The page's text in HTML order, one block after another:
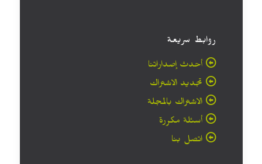
روابط سريعة
أحدث إصداراتنا
تجديد الاشتراك
الاشتراك بالمجلة
أسئلة مكررة
اتصل بنا